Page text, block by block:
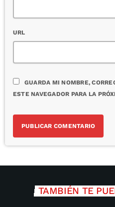
URL
GUARDA MI NOMBRE,
ESTE NAVEGADOR PARA LA
TAMBIÉN TE